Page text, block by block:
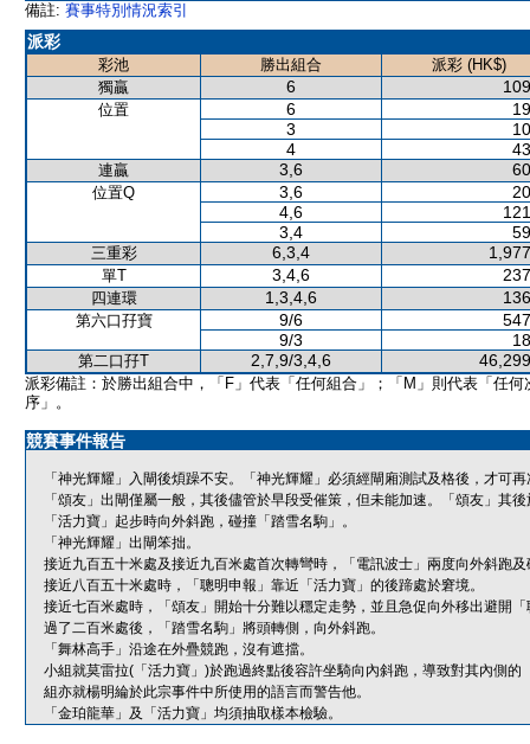
備註: 賽事特別情況索引
派彩
彩池 勝出組合
派彩 (HK$)
獨贏
6
位置 6
3
4
連贏 3,6
位置Q 3,6
4,6
3,4
三重彩 6,3,4
單T 3,4,6
四連環 1,3,4,6
第六口孖寶 9/6
9/3
第二口孖T 2,7,9/3,4,6
派彩備註：於勝出組合中，「F」代表「任何組合」；「M」則代表「任何
序」。
競賽事件報告
「神光輝耀」入閘後煩躁不安。「神光輝耀」必須經閘廂測試及格後，才可
「頌友」出閘僅屬一般，其後儘管於早段受催策，但未能加速。「頌友」其
「活力寶」起步時向外斜跑，碰撞「踏雪名駒」。
「神光輝耀」出閘笨拙。
接近九百五十米處及接近九百米處首次轉彎時，「電訊波士」兩度向外斜跑
接近八百五十米處時，「聰明申報」靠近「活力寶」的後蹄處於窘境。
接近七百米處時，「頌友」開始十分難以穩定走勢，並且急促向外移出避開
過了二百米處後，「踏雪名駒」將頭轉側，向外斜跑。
「舞林高手」沿途在外疊競跑，沒有遮擋。
小組就莫雷拉(「活力寶」)於跑過終點後容許坐騎向內斜跑，導致對其內側
組亦就楊明綸於此宗事件中所使用的語言而警告他。
「金珀龍華」及「活力寶」均須抽取樣本檢驗。